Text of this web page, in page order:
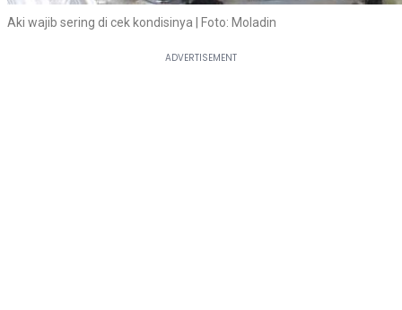
Aki wajib sering di cek kondisinya | Foto: Moladin